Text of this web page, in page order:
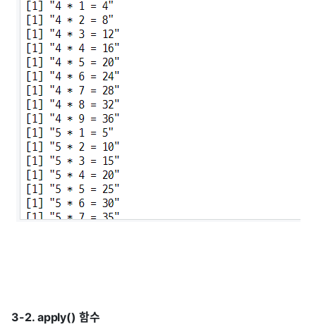
3-2. apply() 함수